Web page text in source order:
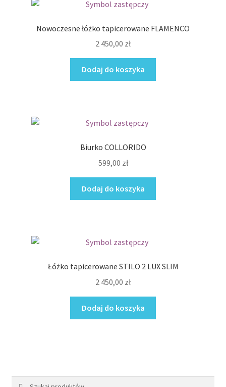
Nowoczesne łóżko tapicerowane FLAMENCO
2 450,00 zł
Dodaj do koszyka
Biurko COLLORIDO
599,00 zł
Dodaj do koszyka
Łóżko tapicerowane STILO 2 LUX SLIM
2 450,00 zł
Dodaj do koszyka